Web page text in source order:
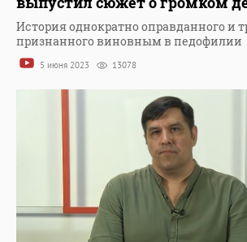
История однократно оправданного и
признанного виновным в педофилии
5 июня 2023 13078